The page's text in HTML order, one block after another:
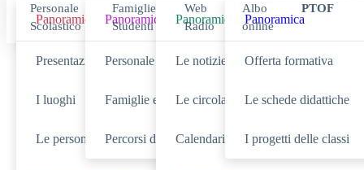
Panoramica
Presentazione
I luoghi
Le persone
Panoramica
Personale scolastico
Famiglie e studenti
Percorsi di studio
Panoramica
Le notizie
Le circolari
Calendario eventi
Panoramica
Offerta formativa
Le schede didattiche
I progetti delle classi
Personale
Scolastico
Famiglie
Studenti
Web
Radio
Albo
online
PTOF
Cerca